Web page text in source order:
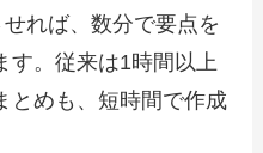
れば、数分で要点を
す。従来は1時間以上
とめも、短時間で作成